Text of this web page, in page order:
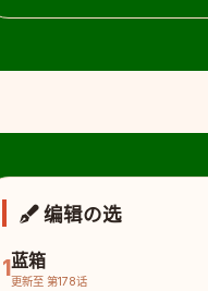
编辑の选
1蓝箱
更新至 第178话